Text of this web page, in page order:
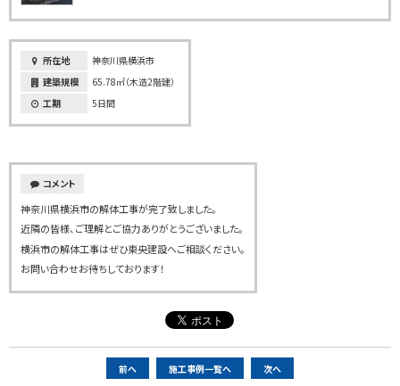
所在地
神奈川県横浜市
建築規模
65.78㎡（木造2階建）
工期
5日間
コメント
神奈川県横浜市の解体工事が完了致しました。
近隣の皆様、ご理解とご協力ありがとうございました。
横浜市の解体工事はぜひ東央建設へご相談ください。
お問い合わせお待ちしております！
前へ 施工事例一覧へ 次へ